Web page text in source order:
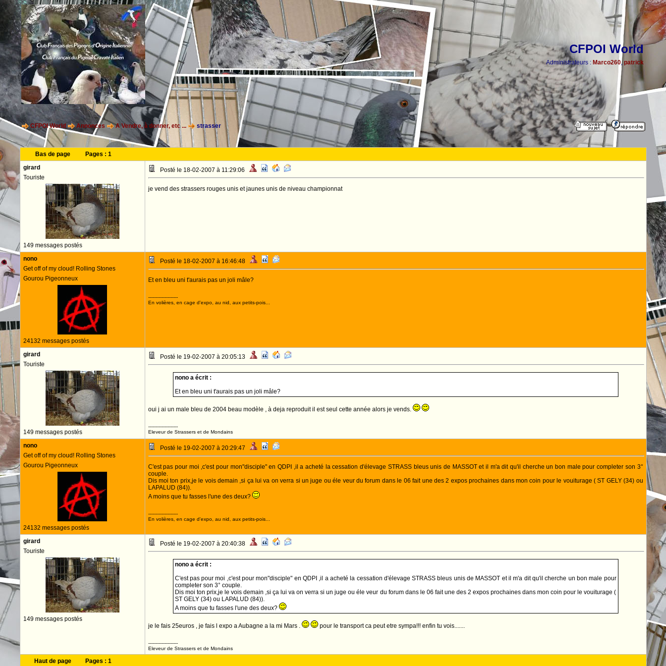
CFPOI World
Administrateurs : Marco260, patrick
CFPOI World Annonces A Vendre, à donner, etc ... strasser
Bas de page Pages : 1
girard
Touriste
149 messages postés
Posté le 18-02-2007 à 11:29:06
je vend des strassers rouges unis et jaunes unis de niveau championnat
nono
Get off of my cloud! Rolling Stones
Gourou Pigeonneux
24132 messages postés
Posté le 18-02-2007 à 16:46:48
Et en bleu uni t'aurais pas un joli mâle?
--------------------
En volières, en cage d'expo, au nid, aux petits-pois...
girard
Touriste
149 messages postés
Posté le 19-02-2007 à 20:05:13
nono a écrit :
Et en bleu uni t'aurais pas un joli mâle?
oui j ai un male bleu de 2004 beau modèle , à deja reproduit il est seul cette année alors je vends.
--------------------
Eleveur de Strassers et de Mondains
nono
Get off of my cloud! Rolling Stones
Gourou Pigeonneux
24132 messages postés
Posté le 19-02-2007 à 20:29:47
C'est pas pour moi ,c'est pour mon"disciple" en QDPI ,il a acheté la cessation d'élevage STRASS bleus unis de MASSOT et il m'a dit qu'il cherche un bon male pour completer son 3°
couple.
Dis moi ton prix,je le vois demain ,si ça lui va on verra si un juge ou éle veur du forum dans le 06 fait une des 2 expos prochaines dans mon coin pour le vouiturage ( ST GELY (34) ou
LAPALUD (84)).
A moins que tu fasses l'une des deux?
--------------------
En volières, en cage d'expo, au nid, aux petits-pois...
girard
Touriste
149 messages postés
Posté le 19-02-2007 à 20:40:38
nono a écrit :
C'est pas pour moi ,c'est pour mon"disciple" en QDPI ,il a acheté la cessation d'élevage STRASS bleus unis de MASSOT et il m'a dit qu'il cherche un bon male pour
completer son 3° couple.
Dis moi ton prix,je le vois demain ,si ça lui va on verra si un juge ou éle veur du forum dans le 06 fait une des 2 expos prochaines dans mon coin pour le vouiturage (
ST GELY (34) ou LAPALUD (84)).
A moins que tu fasses l'une des deux?
je le fais 25euros , je fais l expo a Aubagne a la mi Mars . pour le transport ca peut etre sympa!!! enfin tu vois.......
--------------------
Eleveur de Strassers et de Mondains
Haut de page Pages : 1